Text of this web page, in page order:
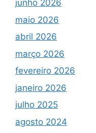
junho 2026
maio 2026
abril 2026
março 2026
fevereiro 2026
janeiro 2026
julho 2025
agosto 2024